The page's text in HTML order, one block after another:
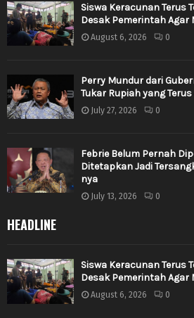
Siswa Keracunan Terus
Desak Pemerintah Agar
August 6, 2026 0
Perry Mundur dari
Tukar Rupiah yang
July 27, 2026 0
Febrie Belum Pernah
Ditetapkan Jadi
nya
July 13, 2026 0
HEADLINE
Siswa Keracunan Terus
Desak Pemerintah Agar
August 6, 2026 0